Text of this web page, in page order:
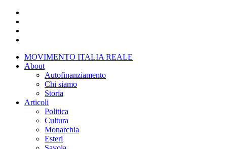
Salta
contenuto
principale
Main
MOVIMENTO ITALIA REALE
About
Autofinanziamento
Chi siamo
Storia
Articoli
Politica
Cultura
Monarchia
Esteri